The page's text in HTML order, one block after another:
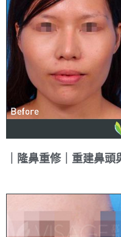
｜隆鼻重修｜重建鼻